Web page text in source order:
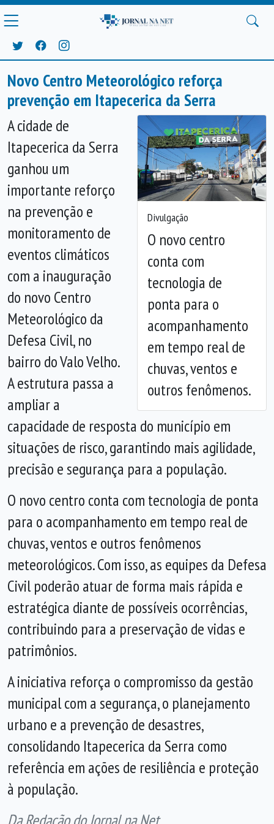
Novo Centro Meteorológico reforça
prevenção em Itapecerica da Serra
Divulgação
O novo centro
conta com
tecnologia de
ponta para o
acompanhamento
em tempo real de
chuvas, ventos e
outros fenômenos.
Anterior
A cidade de
Itapecerica da Serra
ganhou um
importante reforço
na prevenção e
monitoramento de
eventos climáticos
com a inauguração
do novo Centro
Meteorológico da
Defesa Civil, no
bairro do Valo Velho.
A estrutura passa a
ampliar a
capacidade de resposta do município em
situações de risco, garantindo mais agilidade,
precisão e segurança para a população.
O novo centro conta com tecnologia de ponta
para o acompanhamento em tempo real de
chuvas, ventos e outros fenômenos
meteorológicos. Com isso, as equipes da Defesa
Civil poderão atuar de forma mais rápida e
estratégica diante de possíveis ocorrências,
contribuindo para a preservação de vidas e
patrimônios.
A iniciativa reforça o compromisso da gestão
municipal com a segurança, o planejamento
urbano e a prevenção de desastres,
consolidando Itapecerica da Serra como
referência em ações de resiliência e proteção
à população.